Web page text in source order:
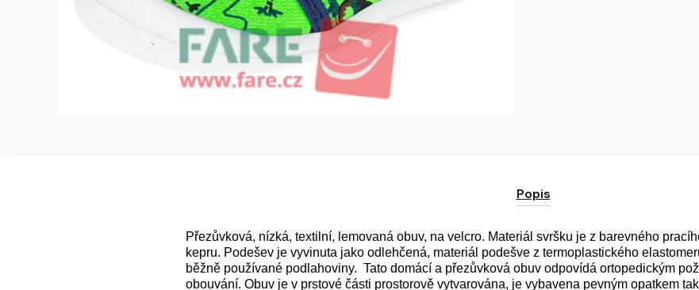
Popis
Přezůvková, nízká, textilní, lemovaná obuv, na velcro. Materiál svršku je z barevného
kepru. Podešev je vyvinuta jako odlehčená, materiál podešve z termoplastického
běžně používané podlahoviny. Tato domácí a přezůvková obuv odpovídá ortopedickým
obouvání. Obuv je v prstové části prostorově vytvarována, je vybavena pevným opatkem